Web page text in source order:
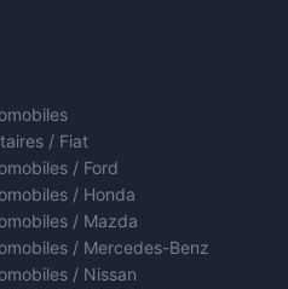
/ Fiat
/ Ford
/ Honda
/ Mazda
/ Mercedes-Benz
/ Nissan